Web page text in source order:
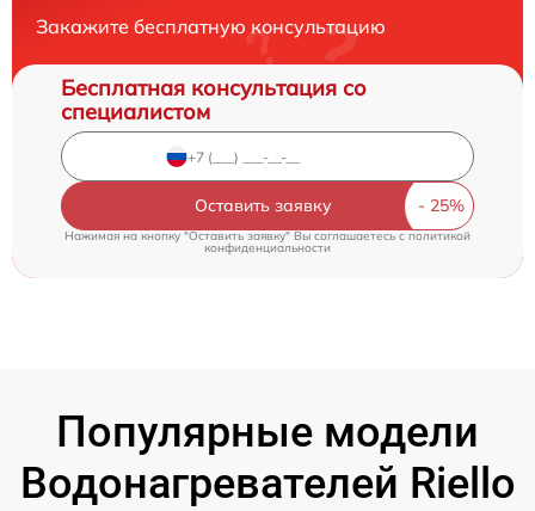
Закажите бесплатную консультацию
Бесплатная консультация со
специалистом
Оставить заявку
Нажимая на кнопку "Оставить заявку" Вы соглашаетесь c политикой
конфиденциальности
Популярные модели
Водонагревателей Riello